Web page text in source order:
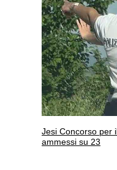
Jesi Concorso per
ammessi su 23